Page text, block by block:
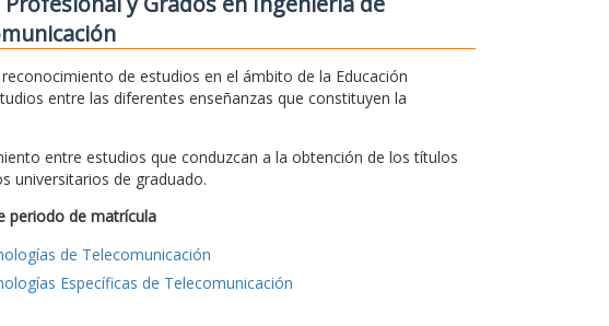
de estudios en el ámbito de la Educación
entre las diferentes enseñanzas que constituyen la
entre estudios que conduzcan a la obtención de los títulos
universitarios de graduado.
periodo de matrícula
de Telecomunicación
Específicas de Telecomunicación